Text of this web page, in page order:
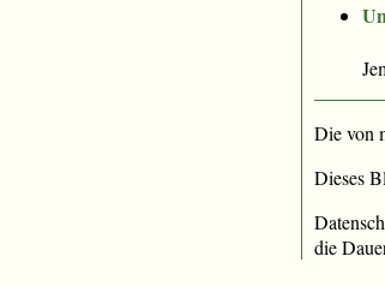
Die von
Dieses
die